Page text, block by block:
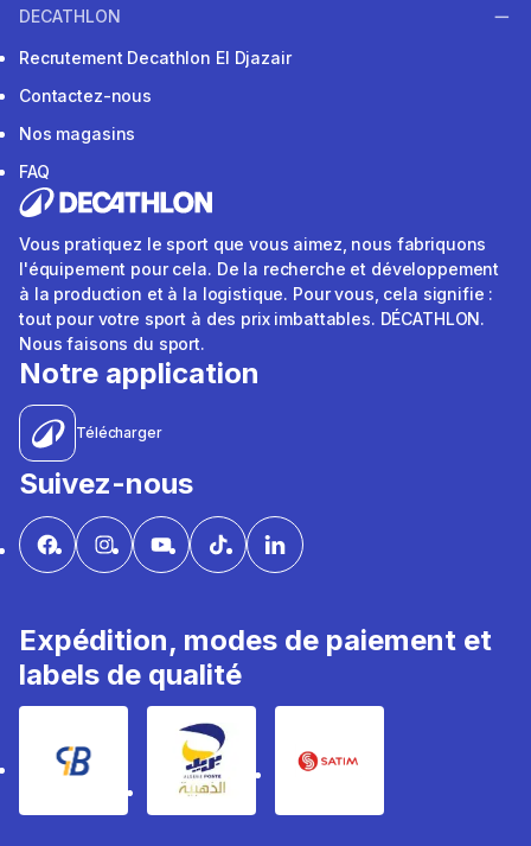
DECATHLON
Recrutement Decathlon El Djazair
Contactez-nous
Nos magasins
FAQ
Vous pratiquez le sport que vous aimez, nous fabriquons
l'équipement pour cela. De la recherche et développement
à la production et à la logistique. Pour vous, cela signifie :
tout pour votre sport à des prix imbattables. DÉCATHLON.
Nous faisons du sport.
Notre application
Télécharger
Suivez-nous
Expédition, modes de paiement et
labels de qualité